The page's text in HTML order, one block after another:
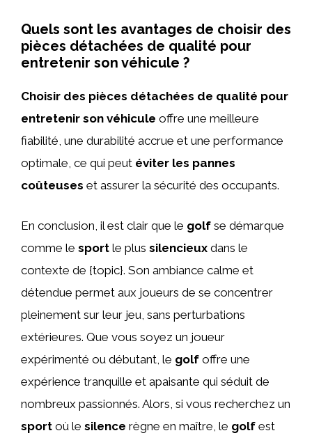
Quels sont les avantages de choisir des
pièces détachées de qualité pour
entretenir son véhicule ?
Choisir des pièces détachées de qualité pour
entretenir son véhicule offre une meilleure
fiabilité, une durabilité accrue et une performance
optimale, ce qui peut éviter les pannes
coûteuses et assurer la sécurité des occupants.
En conclusion, il est clair que le golf se démarque
comme le sport le plus silencieux dans le
contexte de {topic}. Son ambiance calme et
détendue permet aux joueurs de se concentrer
pleinement sur leur jeu, sans perturbations
extérieures. Que vous soyez un joueur
expérimenté ou débutant, le golf offre une
expérience tranquille et apaisante qui séduit de
nombreux passionnés. Alors, si vous recherchez un
sport où le silence règne en maître, le golf est